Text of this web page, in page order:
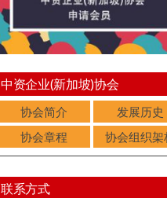
中资企业(新加坡)协会
协会简介
发展历史
协会章程
协会组织架
联系方式